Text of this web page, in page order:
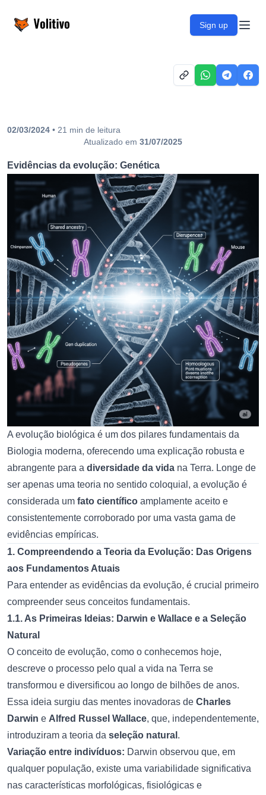
Volitivo Sign up
02/03/2024 • 21 min de leitura
Atualizado em 31/07/2025
Evidências da evolução: Genética
A evolução biológica é um dos pilares fundamentais da
Biologia moderna, oferecendo uma explicação robusta e
abrangente para a diversidade da vida na Terra. Longe de
ser apenas uma teoria no sentido coloquial, a evolução é
considerada um fato científico amplamente aceito e
consistentemente corroborado por uma vasta gama de
evidências empíricas.
1. Compreendendo a Teoria da Evolução: Das Origens
aos Fundamentos Atuais
Para entender as evidências da evolução, é crucial primeiro
compreender seus conceitos fundamentais.
1.1. As Primeiras Ideias: Darwin e Wallace e a Seleção
Natural
O conceito de evolução, como o conhecemos hoje,
descreve o processo pelo qual a vida na Terra se
transformou e diversificou ao longo de bilhões de anos.
Essa ideia surgiu das mentes inovadoras de Charles
Darwin e Alfred Russel Wallace, que, independentemente,
introduziram a teoria da seleção natural .
Variação entre indivíduos: Darwin observou que, em
qualquer população, existe uma variabilidade significativa
nas características morfológicas, fisiológicas e